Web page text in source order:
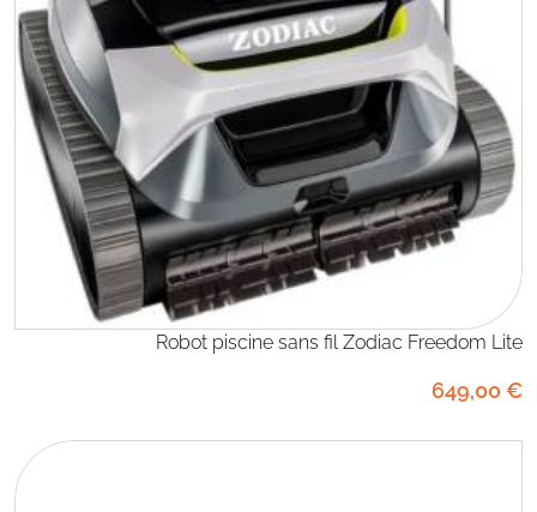
Robot piscine sans fil Zodiac Freedom Lite
649,00 €